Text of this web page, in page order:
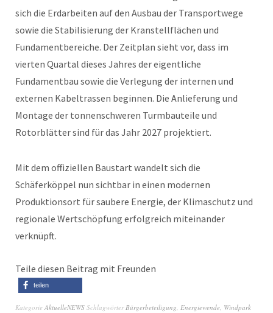
sich die Erdarbeiten auf den Ausbau der Transportwege
sowie die Stabilisierung der Kranstellflächen und
Fundamentbereiche. Der Zeitplan sieht vor, dass im
vierten Quartal dieses Jahres der eigentliche
Fundamentbau sowie die Verlegung der internen und
externen Kabeltrassen beginnen. Die Anlieferung und
Montage der tonnenschweren Turmbauteile und
Rotorblätter sind für das Jahr 2027 projektiert.
Mit dem offiziellen Baustart wandelt sich die
Schäferköppel nun sichtbar in einen modernen
Produktionsort für saubere Energie, der Klimaschutz und
regionale Wertschöpfung erfolgreich miteinander
verknüpft.
Teile diesen Beitrag mit Freunden
teilen
Kategorie AktuelleNEWS SchlagwörterBürgerbeteiligung, Energiewende, Windpark